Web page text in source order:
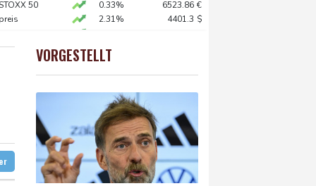
Region Kiew
es
Drogengewalt an
Sachsen-Anhalt
50
0.33% 6523.86 €
2.31% 4401.3 $
0.68%
0.32%
VORGESTELLT